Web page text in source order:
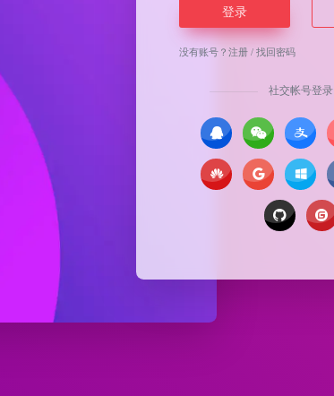
登录
没有账号？注册 /找回密码
社交帐号登录